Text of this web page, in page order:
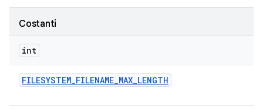
Costanti
int
FILESYSTEM_FILENAME_MAX_LENGTH